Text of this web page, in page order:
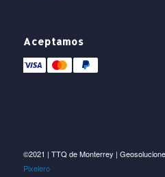
Aceptamos
©2021 | TTQ de Monterrey |
Pixelero